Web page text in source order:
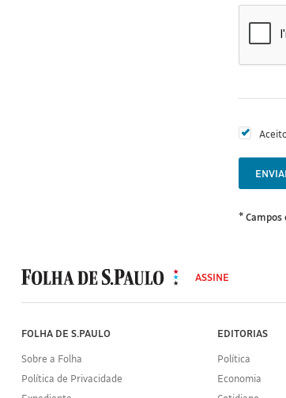
*
Folha
de
S.Paulo
ASSINE
FOLHA DE S.PAULO
Sobre a Folha
Política de Privacidade
EDITORIAS
Política
Economia